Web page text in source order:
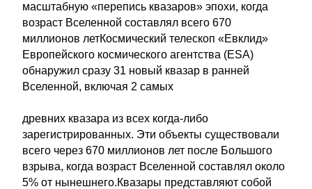
масштабную «перепись квазаров» эпохи, когда
возраст Вселенной составлял всего 670
миллионов летКосмический телескоп «Евклид»
Европейского космического агентства (ESA)
обнаружил сразу 31 новый квазар в ранней
Вселенной, включая 2 самых
древних квазара из всех когда-либо
зарегистрированных. Эти объекты существовали
всего через 670 миллионов лет после Большого
взрыва, когда возраст Вселенной составлял около
5% от нынешнего.Квазары представляют собой